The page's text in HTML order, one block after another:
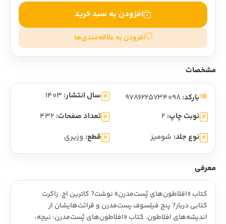
افزودن به سبد خرید
افزودن به علاقه‌مندی‌ها
مشخصات
بارکد:9786225734098 سال انتشار: 1403
نوبت چاپ: 2 تعداد صفحات: 432
نوع جلد: شومیز قطع: وزیری
معرفی
کتاب «افلاطون‌های پُست‌مدرن» نوشت? کاترین اچ. زاکرت
کتابی دربار? پنج فیلسوف پست‌مدرن و قرائت‌هایشان از
اندیشه‌های افلاطون. کتاب «افلاطون‌های پُست‌مدرن: نیچه،